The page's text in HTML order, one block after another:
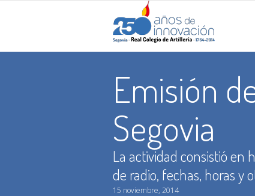
Emisión
Segovia
La actividad consistió en
de radio, fechas, horas y
15 noviembre, 2014